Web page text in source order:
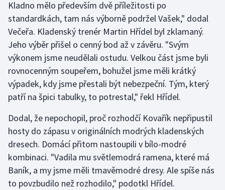
Krasobruslení
Lezení
Lyže a snowboard
Moderní pětiboj
Motorsport
Olympijské hry
Parasport
Kladno mělo především dvě příležitosti po
standardkách, tam nás výborně podržel Vašek," dodal
Večeřa. Kladenský trenér Martin Hřídel byl zklamaný.
Jeho výběr přišel o cenný bod až v závěru. "Svým
výkonem jsme neudělali ostudu. Velkou část jsme byli
rovnocenným soupeřem, bohužel jsme měli krátký
výpadek, kdy jsme přestali být nebezpeční. Tým, který
patří na špici tabulky, to potrestal," řekl Hřídel.
Dodal, že nepochopil, proč rozhodčí Kovařík nepřipustil
hosty do zápasu v originálních modrých kladenských
dresech. Domácí přitom nastoupili v bílo-modré
kombinaci. "Vadila mu světlemodrá ramena, které má
Baník, a my jsme měli tmavěmodré dresy. Ale spíše nás
to povzbudilo než rozhodilo," podotkl Hřídel.